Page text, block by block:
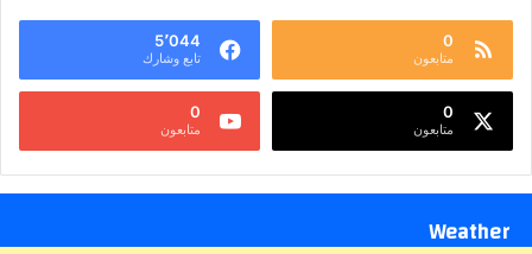
0
متابعون
5٬044
تابع وشارك
0
متابعون
0
متابعون
Weather